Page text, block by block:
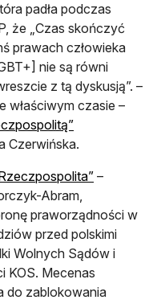
padła podczas
że „Czas skończyć
prawach człowieka
nie są równi
z tą dyskusją”. –
właściwym czasie –
otwiera się w
Czerwińska.
otwiera
–
Abram,
praworządności w
przed polskimi
Wolnych Sądów i
KOS. Mecenas
do zablokowania